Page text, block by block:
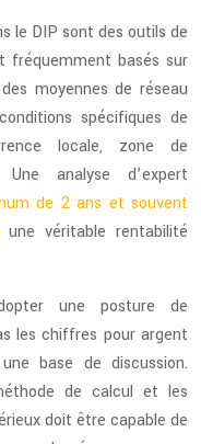
le DIP sont des outils de
fréquemment basés sur
moyennes de réseau
spécifiques de
locale, zone de
Une analyse d’expert
de 2 ans et souvent
une véritable rentabilité
une posture de
les chiffres pour argent
base de discussion.
de calcul et les
doit être capable de